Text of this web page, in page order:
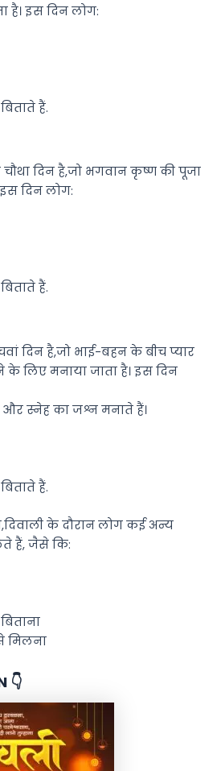
है। इस दिन लोग:
हैं.
चौथा दिन है,जो भगवान कृष्ण की पूजा
दिन लोग:
हैं.
दिन है,जो भाई-बहन के बीच प्यार
लिए मनाया जाता है। इस दिन
और स्नेह का जश्न मनाते हैं।
हैं.
के दौरान लोग कई अन्य
हैं, जैसे कि:
मिलना
👇